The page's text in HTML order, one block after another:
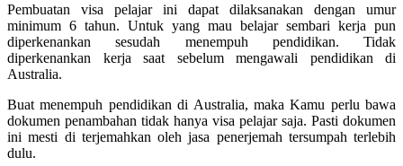
Pembuatan visa pelajar ini dapat dilaksanakan dengan umur
minimum 6 tahun. Untuk yang mau belajar sembari kerja pun
diperkenankan sesudah menempuh pendidikan. Tidak
diperkenankan kerja saat sebelum mengawali pendidikan di
Australia.
Buat menempuh pendidikan di Australia, maka Kamu perlu bawa
dokumen penambahan tidak hanya visa pelajar saja. Pasti dokumen
ini mesti di terjemahkan oleh jasa penerjemah tersumpah terlebih
dulu.